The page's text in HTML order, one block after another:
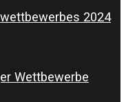
2024
Wettbewerbe